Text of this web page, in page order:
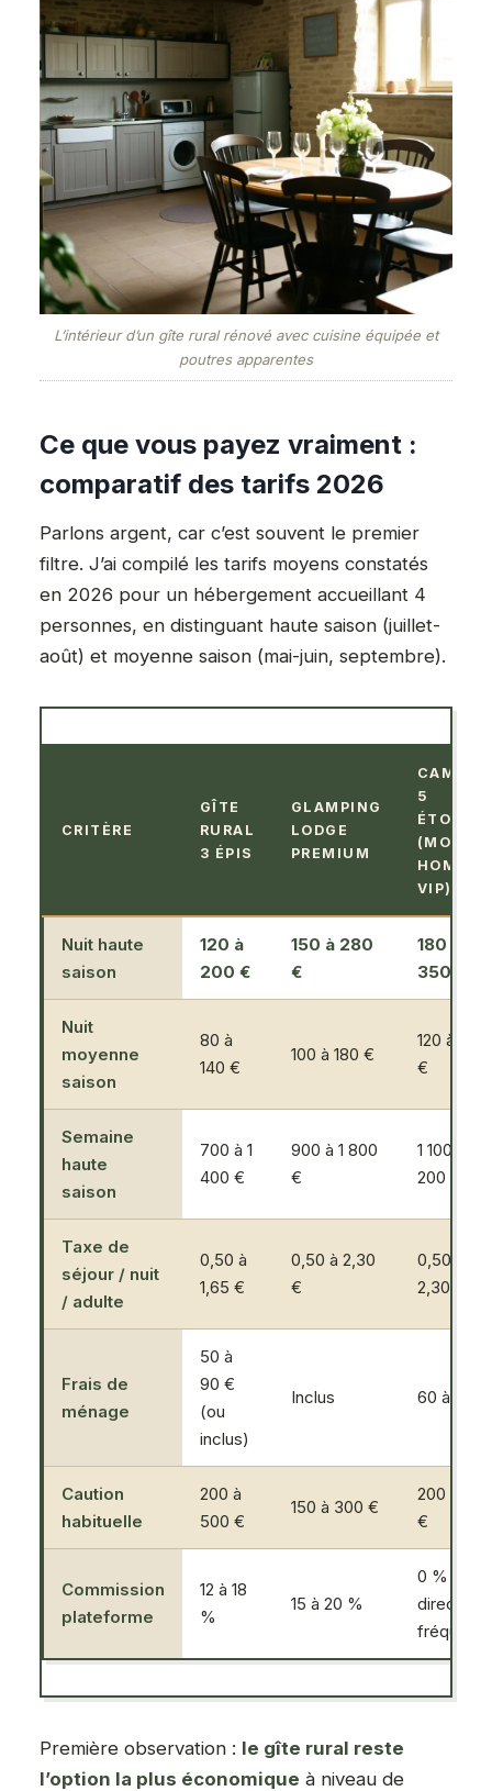
L’intérieur d’un gîte rural rénové avec cuisine équipée et
poutres apparentes
Ce que vous payez vraiment :
comparatif des tarifs 2026
Parlons argent, car c’est souvent le premier
filtre. J’ai compilé les tarifs moyens constatés
en 2026 pour un hébergement accueillant 4
personnes, en distinguant haute saison (juillet-
août) et moyenne saison (mai-juin, septembre).
CRITÈRE
GÎTE
RURAL
3 ÉPIS
GLAMPING
LODGE
PREMIUM
5
ÉTOILES
(MOBIL-
HOME
VIP)
Nuit haute
saison
120 à
200 €
150 à 280
€
180 à
350 €
Nuit
moyenne
saison
80 à
140 €
100 à 180 €
120 à 220
€
Semaine
haute
saison
700 à 1
400 €
900 à 1 800
€
1 100 à 2
200 €
Taxe de
séjour / nuit
/ adulte
0,50 à
1,65 €
0,50 à 2,30
€
0,50 à
2,30 €
Frais de
ménage
50 à
90 €
(ou
inclus)
Inclus 60 à 120
Caution
habituelle
200 à
500 €
150 à 300 €
200 à 500
€
Commission
plateforme
12 à 18
%
15 à 20 %
0 % (résa
directe
Première observation : le gîte rural reste
l’option la plus économique à niveau de